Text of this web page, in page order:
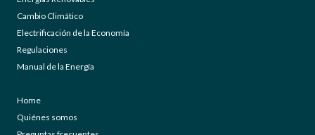
Cambio Climático
Electrificación de la Economía
Regulaciones
Manual de la Energía
Home
Quiénes somos